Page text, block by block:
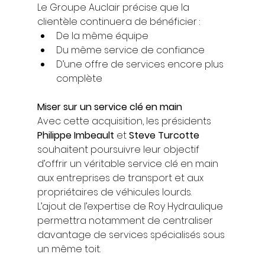
Le Groupe Auclair précise que la
clientèle continuera de bénéficier :
De la même équipe
Du même service de confiance
D’une offre de services encore plus
complète
Miser sur un service clé en main
Avec cette acquisition, les présidents
Philippe Imbeault et Steve Turcotte
souhaitent poursuivre leur objectif
d’offrir un véritable service clé en main
aux entreprises de transport et aux
propriétaires de véhicules lourds.
L’ajout de l’expertise de Roy Hydraulique
permettra notamment de centraliser
davantage de services spécialisés sous
un même toit.